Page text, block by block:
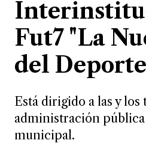
Fut7 "La
del
Está dirigido a las y los
administración pública
municipal.